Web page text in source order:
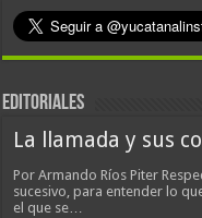
EDITORIALES
La llamada y sus
Por Armando Ríos Piter
sucesivo, para entender lo
el que se…